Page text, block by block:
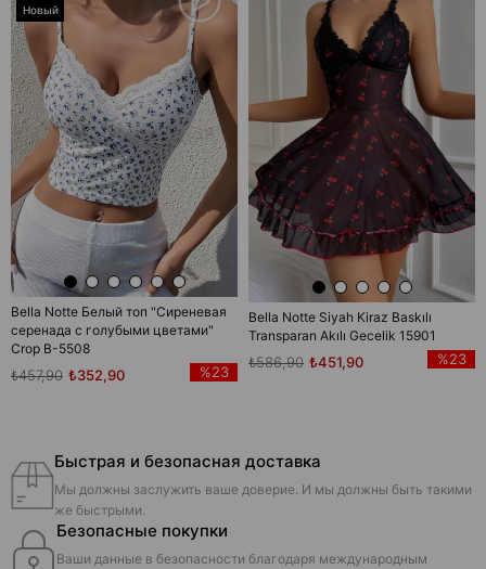
Bella Notte Белый топ "Сиреневая
серенада с голубыми цветами"
Crop B-5508
₺352,90
₺457,90 %23
Новый
товар
Bella Notte Siyah Kiraz Baskılı
Transparan Akılı Gecelik 15901
₺451,90
₺586,90 %23
Быстрая и безопасная доставка
Мы должны заслужить ваше доверие. И мы должны быть такими
же быстрыми.
Безопасные покупки
Ваши данные в безопасности благодаря международным